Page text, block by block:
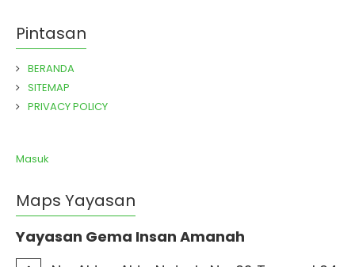
Pintasan
BERANDA
SITEMAP
PRIVACY POLICY
Masuk
Maps Yayasan
Yayasan Gema Insan Amanah